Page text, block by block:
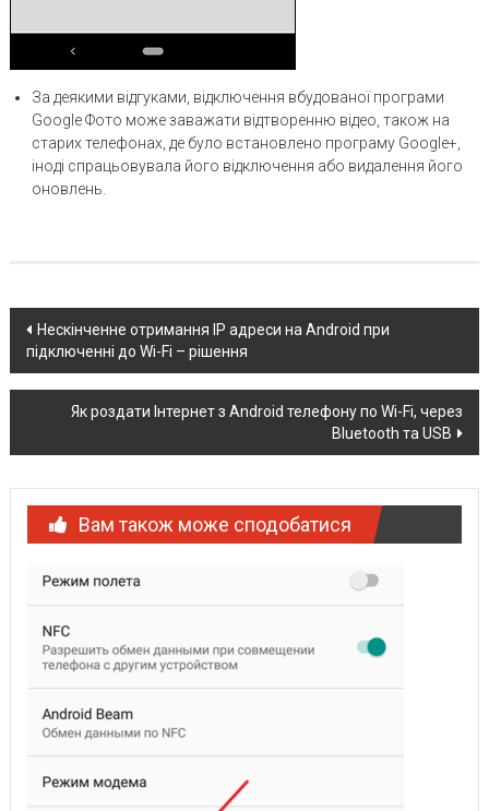
За деякими відгуками, відключення вбудованої програми
Google Фото може заважати відтворенню відео, також на
старих телефонах, де було встановлено програму Google+,
іноді спрацьовувала його відключення або видалення його
оновлень.
Post
navigation
Нескінченне отримання IP адреси на Android при
підключенні до Wi-Fi – рішення
Як роздати Інтернет з Android телефону по Wi-Fi, через
Bluetooth та USB
Вам також може сподобатися